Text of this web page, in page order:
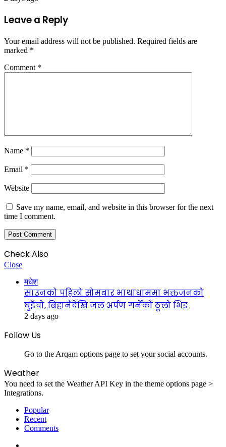
Leave a Reply
Your email address will not be published. Required fields are
marked *
Comment *
Name *
Email *
Website
Save my name, email, and website in this browser for the next
time I comment.
Check Also
Close
मधेश
साउनको पहिलो सोमबार भाथाधाममा भक्तजनको
घुइँचो, बिहानैदेखि जल अर्पण गर्नेको ठूलो भिड
2 days ago
Follow Us
Go to the Arqam options page to set your social accounts.
Weather
You need to set the Weather API Key in the theme options page >
Integrations.
Popular
Recent
Comments